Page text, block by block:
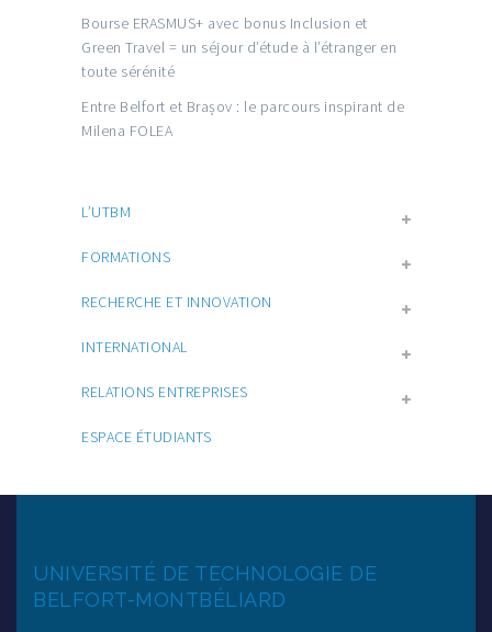
Bourse ERASMUS+ avec bonus Inclusion et
Green Travel = un séjour d’étude à l’étranger en
toute sérénité
Entre Belfort et Brașov : le parcours inspirant de
Milena FOLEA
L’UTBM
FORMATIONS
RECHERCHE ET INNOVATION
INTERNATIONAL
RELATIONS ENTREPRISES
ESPACE ÉTUDIANTS
UNIVERSITÉ DE TECHNOLOGIE DE
BELFORT-MONTBÉLIARD